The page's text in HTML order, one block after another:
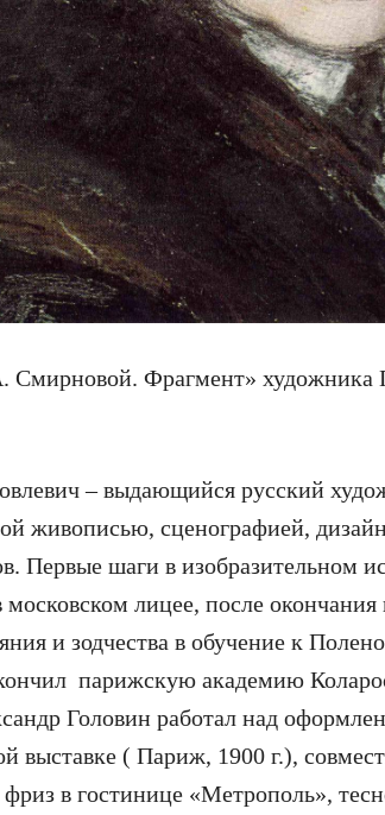
Смирновой. Фрагмент» художника
– выдающийся русский
живописью, сценографией,
Первые шаги в изобразительном
лицее, после окончания
и зодчества в обучение к
парижскую академию
Головин работал над
выставке ( Париж, 1900 г.),
в гостинице «Метрополь»,